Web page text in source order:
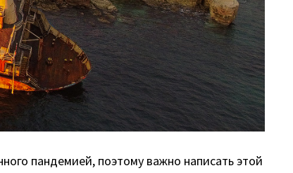
пандемией, поэтому важно написать этой